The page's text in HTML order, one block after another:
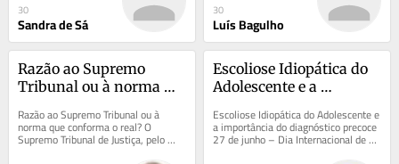
30
Sandra de Sá
30
Luís Bagulho
Razão ao Supremo
Tribunal ou à norma
Razão ao Supremo Tribunal ou à
norma que conforma o real? O
Supremo Tribunal de Justiça, pelo
punho de Maria da Graça Trigo,
Escoliose Idiopática do
Adolescente e a
diagnóstico precoce
Escoliose Idiopática do Adolescente e
a importância do diagnóstico precoce
27 de junho – Dia Internacional de
Sensibilização para a Escoliose A...